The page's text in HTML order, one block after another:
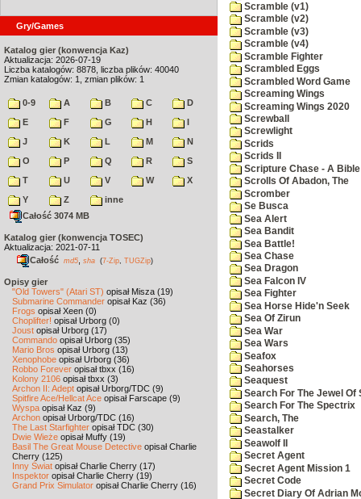
Gry/Games
Katalog gier (konwencja Kaz)
Aktualizacja: 2026-07-19
Liczba katalogów: 8878, liczba plików: 40040
Zmian katalogów: 1, zmian plików: 1
0-9 A B C
D
E
F G H
I
J
K L M
N
O
P Q R
S
T
U V W
X
Y
Z
inne
Całość 3074 MB
Katalog gier (konwencja TOSEC)
Aktualizacja: 2021-07-11
Całość md5 sha (7-Zip TUGZip)
Opisy gier
"Old Towers" (Atari ST) opisał Misza (19)
Submarine Commander opisał Kaz (36)
Frogs opisał Xeen (0)
Choplifter! opisał Urborg (0)
Joust opisał Urborg (17)
Commando opisał Urborg (35)
Mario Bros opisał Urborg (13)
Xenophobe opisał Urborg (36)
Robbo Forever opisał tbxx (16)
Kolony 2106 opisał tbxx (3)
Archon II: Adept opisał Urborg/TDC (9)
Spitfire Ace/Hellcat Ace opisał Farscape (9)
Wyspa opisał Kaz (9)
Archon opisał Urborg/TDC (16)
The Last Starfighter opisał TDC (30)
Dwie Wieże opisał Muffy (19)
Basil The Great Mouse Detective opisał Charlie
Cherry (125)
Inny Świat opisał Charlie Cherry (17)
Inspektor opisał Charlie Cherry (19)
Grand Prix Simulator opisał Charlie Cherry (16)
Scramble (v1)
Scramble (v2)
Scramble (v3)
Scramble (v4)
Scramble Fighter
Scrambled Eggs
Scrambled Word Game
Screaming Wings
Screaming Wings 2020
Screwball
Screwlight
Scrids
Scrids II
Scripture Chase - A Bible
Scrolls Of Abadon, The
Scromber
Se Busca
Sea Alert
Sea Bandit
Sea Battle!
Sea Chase
Sea Dragon
Sea Falcon IV
Sea Fighter
Sea Horse Hide'n Seek
Sea Of Zirun
Sea War
Sea Wars
Seafox
Seahorses
Seaquest
Search For The Jewel Of
Search For The Spectrix
Search, The
Seastalker
Seawolf II
Secret Agent
Secret Agent Mission 1
Secret Code
Secret Diary Of Adrian